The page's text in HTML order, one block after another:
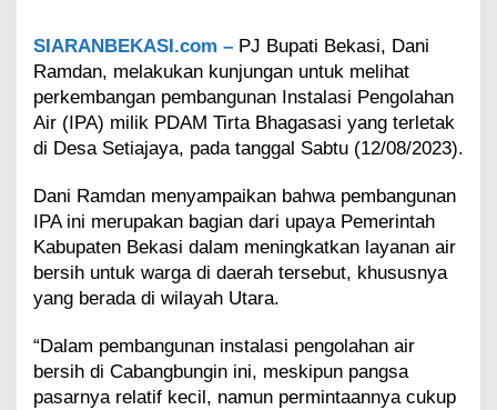
n
A
i
r
e
s
i
h
a
g
P
e
n
SIARANBEKASI.com – PJ Bupati Bekasi, Dani
Ramdan, melakukan kunjungan untuk melihat
perkembangan pembangunan Instalasi Pengolahan
Air (IPA) milik PDAM Tirta Bhagasasi yang terletak
di Desa Setiajaya, pada tanggal Sabtu (12/08/2023).
Dani Ramdan menyampaikan bahwa pembangunan
IPA ini merupakan bagian dari upaya Pemerintah
Kabupaten Bekasi dalam meningkatkan layanan air
bersih untuk warga di daerah tersebut, khususnya
yang berada di wilayah Utara.
“Dalam pembangunan instalasi pengolahan air
bersih di Cabangbungin ini, meskipun pangsa
pasarnya relatif kecil, namun permintaannya cukup